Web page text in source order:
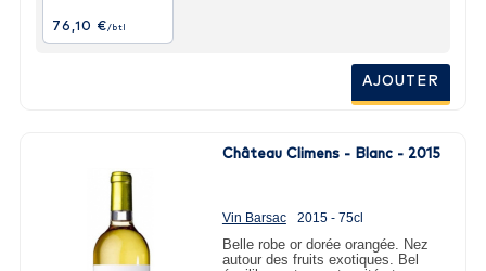
76,10 €/btl
AJOUTER
Château Climens - Blanc - 2015
Vin Barsac 2015 - 75cl
Belle robe or dorée orangée. Nez
autour des fruits exotiques. Bel